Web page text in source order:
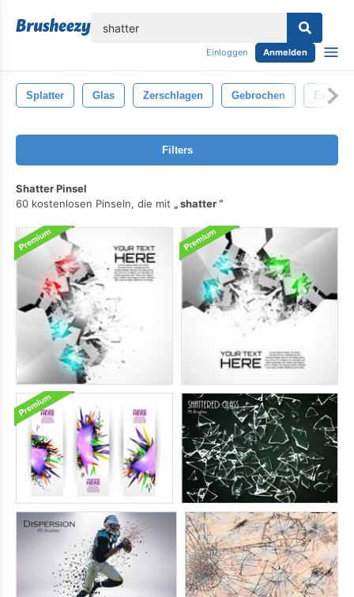
Einloggen Anmelden
Splatter Glas Zerschlagen Gebrochen
Filters
Shatter Pinsel
60 kostenlosen Pinseln, die mit
shatter